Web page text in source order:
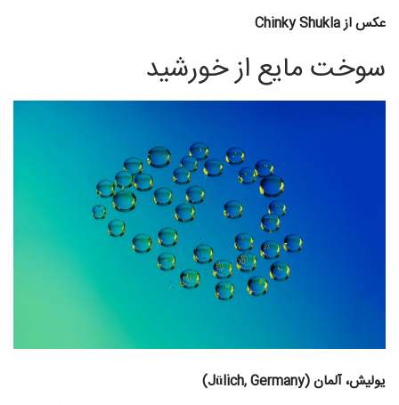
عکس از Chinky Shukla
سوخت مایع از خورشید
یولیش، آلمان (Jülich, Germany)